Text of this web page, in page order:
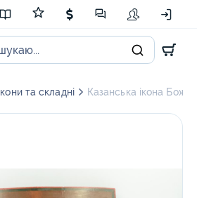
Ікони та складні Казанська ікона